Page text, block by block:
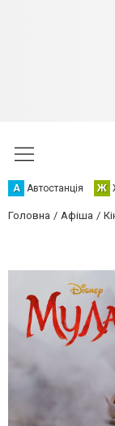
А Автостанція Ж
Головна Афіша